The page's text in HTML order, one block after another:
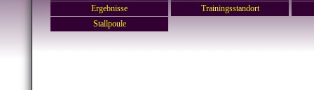
Ergebnisse
Stallpoule
Trainingsstandort